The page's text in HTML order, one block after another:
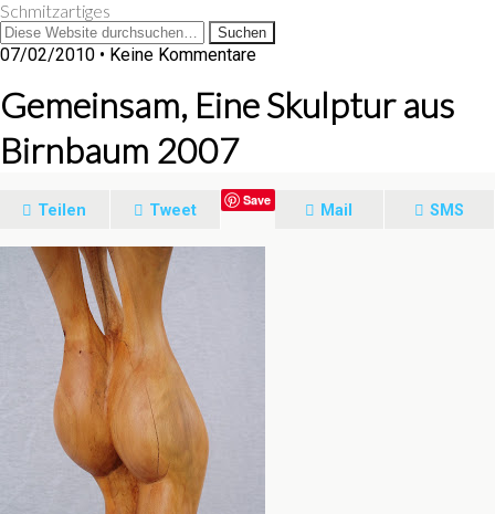
Schmitzartiges
07/02/2010 • Keine Kommentare
Gemeinsam, Eine Skulptur aus
Birnbaum 2007
Teilen Tweet
Save
Mail SMS